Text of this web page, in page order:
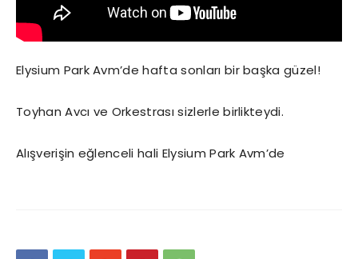
Elysium Park Avm’de hafta sonları bir başka güzel!
Toyhan Avcı ve Orkestrası sizlerle birlikteydi.
Alışverişin eğlenceli hali Elysium Park Avm’de